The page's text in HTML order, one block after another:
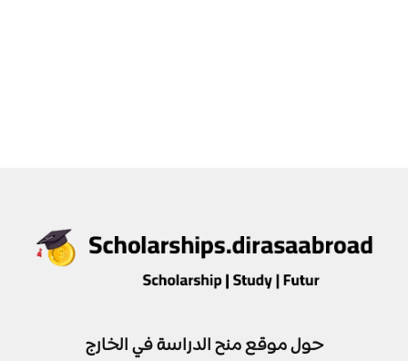
حول موقع منح الدراسة في الخارج